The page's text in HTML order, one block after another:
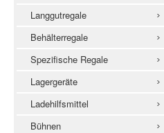
Langgutregale
Behälterregale
Spezifische Regale
Lagergeräte
Ladehilfsmittel
Bühnen